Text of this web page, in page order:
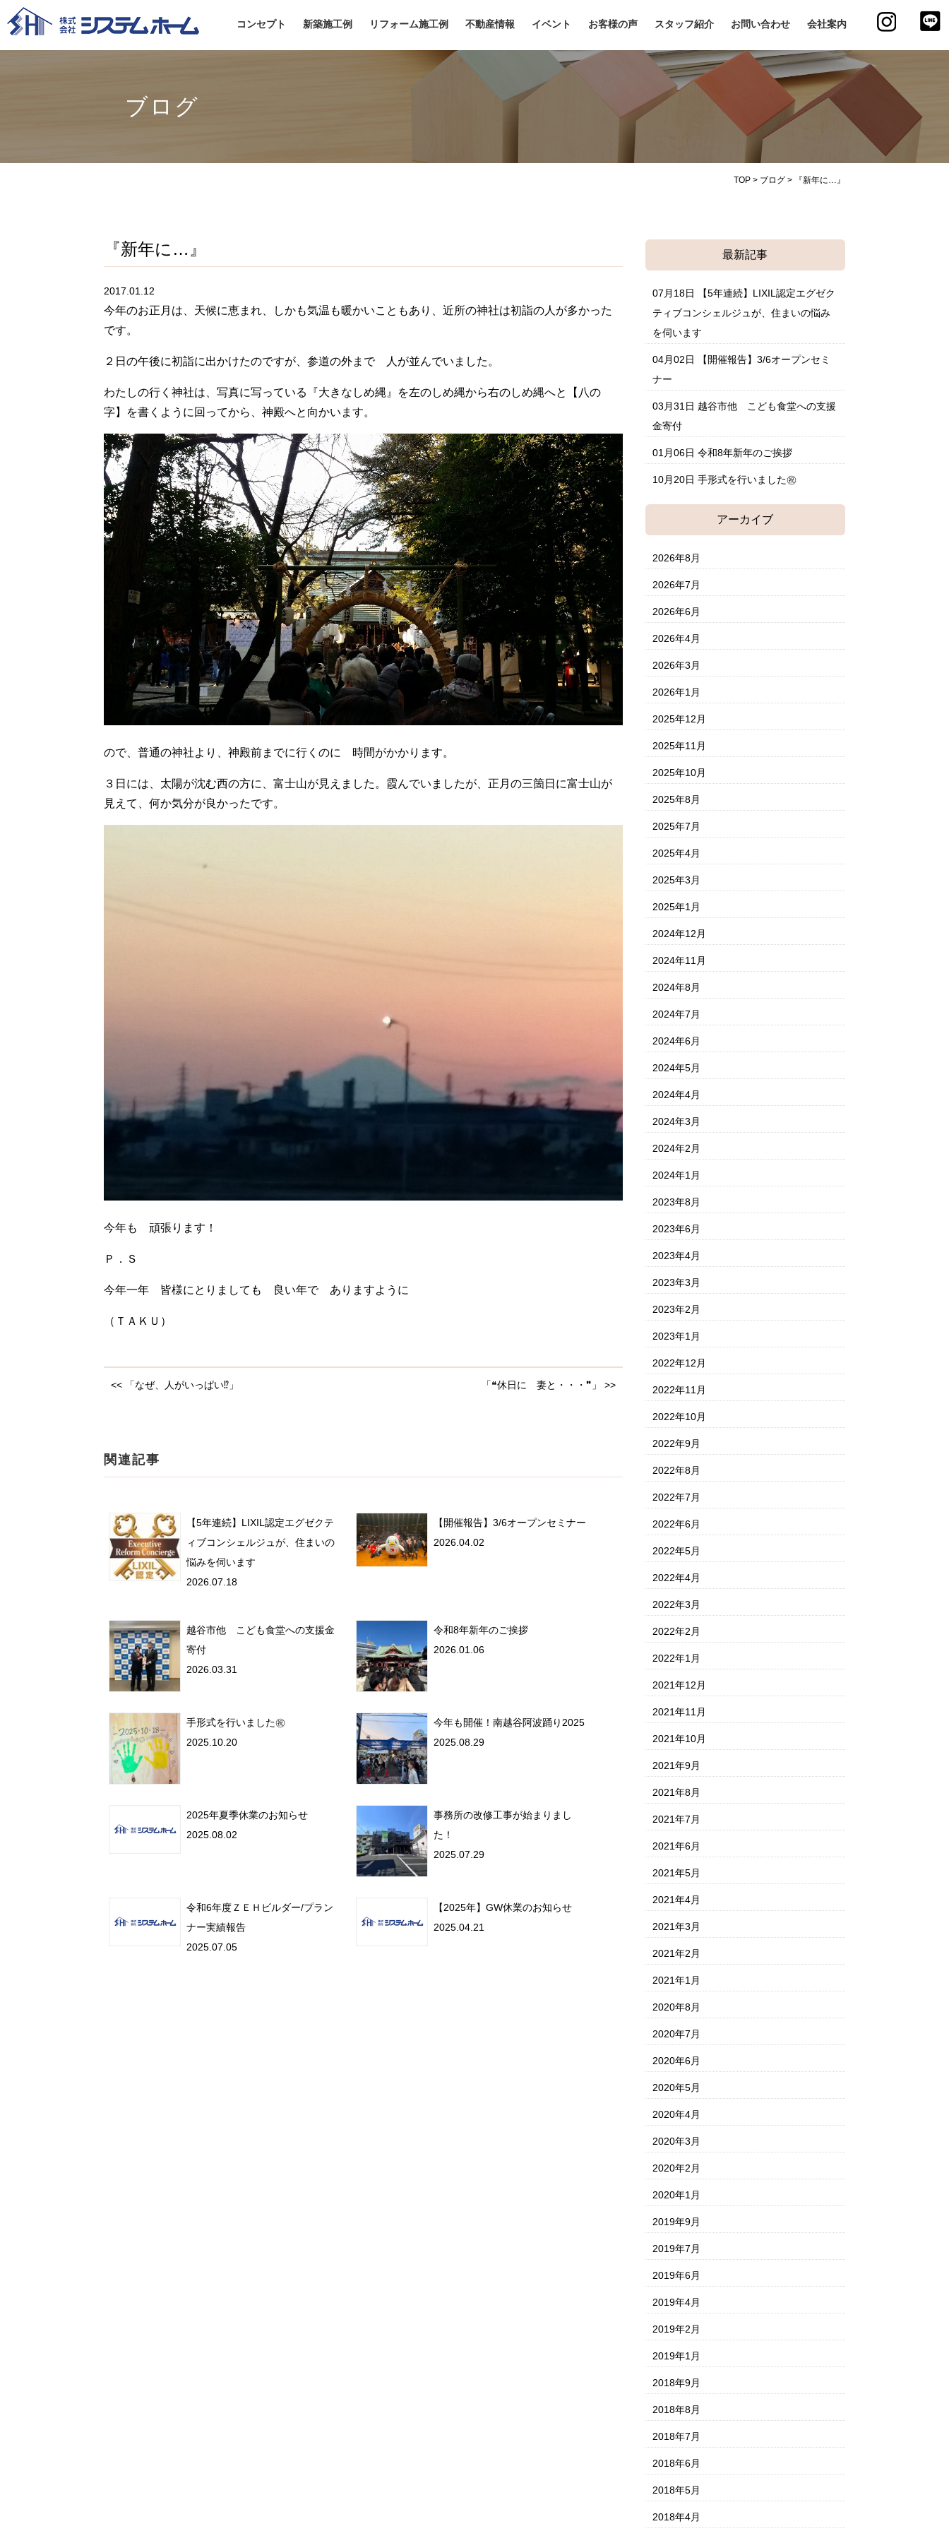
コンセプト 新築施工例 リフォーム施工例 不動産情報 イベント お客様の声 スタッフ紹介 お問い合わせ 会社案内
ブログ
TOP > ブログ > 『新年に…』
『新年に…』
2017.01.12
今年のお正月は、天候に恵まれ、しかも気温も暖かいこともあり、近所の神社は初詣の人が多かった
です。
２日の午後に初詣に出かけたのですが、参道の外まで 人が並んでいました。
わたしの行く神社は、写真に写っている『大きなしめ縄』を左のしめ縄から右のしめ縄へと【八の
字】を書くように回ってから、神殿へと向かいます。
ので、普通の神社より、神殿前までに行くのに 時間がかかります。
３日には、太陽が沈む西の方に、富士山が見えました。霞んでいましたが、正月の三箇日に富士山が
見えて、何か気分が良かったです。
今年も 頑張ります！
Ｐ．Ｓ
今年一年 皆様にとりましても 良い年で ありますように
（ＴＡＫＵ）
<< 「なぜ、人がいっぱい⁉」 「❝休日に 妻と・・・❞」 >>
関連記事
【5年連続】LIXIL認定エグゼクテ
ィブコンシェルジュが、住まいの
悩みを伺います
2026.07.18
【開催報告】3/6オープンセミナー
2026.04.02
越谷市他 こども食堂への支援金
寄付
2026.03.31
令和8年新年のご挨拶
2026.01.06
手形式を行いました㊗
2025.10.20
今年も開催！南越谷阿波踊り2025
2025.08.29
2025年夏季休業のお知らせ
2025.08.02
事務所の改修工事が始まりまし
た！
2025.07.29
令和6年度ＺＥＨビルダー/プラン
ナー実績報告
2025.07.05
【2025年】GW休業のお知らせ
2025.04.21
最新記事
07月18日
【5年連続】LIXIL認定エグゼク
ティブコンシェルジュが、住まいの悩み
を伺います
04月02日
【開催報告】3/6オープンセミ
ナー
03月31日 越谷市他 こども食堂への支援
金寄付
01月06日 令和8年新年のご挨拶
10月20日 手形式を行いました㊗
アーカイブ
2026年8月
2026年7月
2026年6月
2026年4月
2026年3月
2026年1月
2025年12月
2025年11月
2025年10月
2025年8月
2025年7月
2025年4月
2025年3月
2025年1月
2024年12月
2024年11月
2024年8月
2024年7月
2024年6月
2024年5月
2024年4月
2024年3月
2024年2月
2024年1月
2023年8月
2023年6月
2023年4月
2023年3月
2023年2月
2023年1月
2022年12月
2022年11月
2022年10月
2022年9月
2022年8月
2022年7月
2022年6月
2022年5月
2022年4月
2022年3月
2022年2月
2022年1月
2021年12月
2021年11月
2021年10月
2021年9月
2021年8月
2021年7月
2021年6月
2021年5月
2021年4月
2021年3月
2021年2月
2021年1月
2020年8月
2020年7月
2020年6月
2020年5月
2020年4月
2020年3月
2020年2月
2020年1月
2019年9月
2019年7月
2019年6月
2019年4月
2019年2月
2019年1月
2018年9月
2018年8月
2018年7月
2018年6月
2018年5月
2018年4月